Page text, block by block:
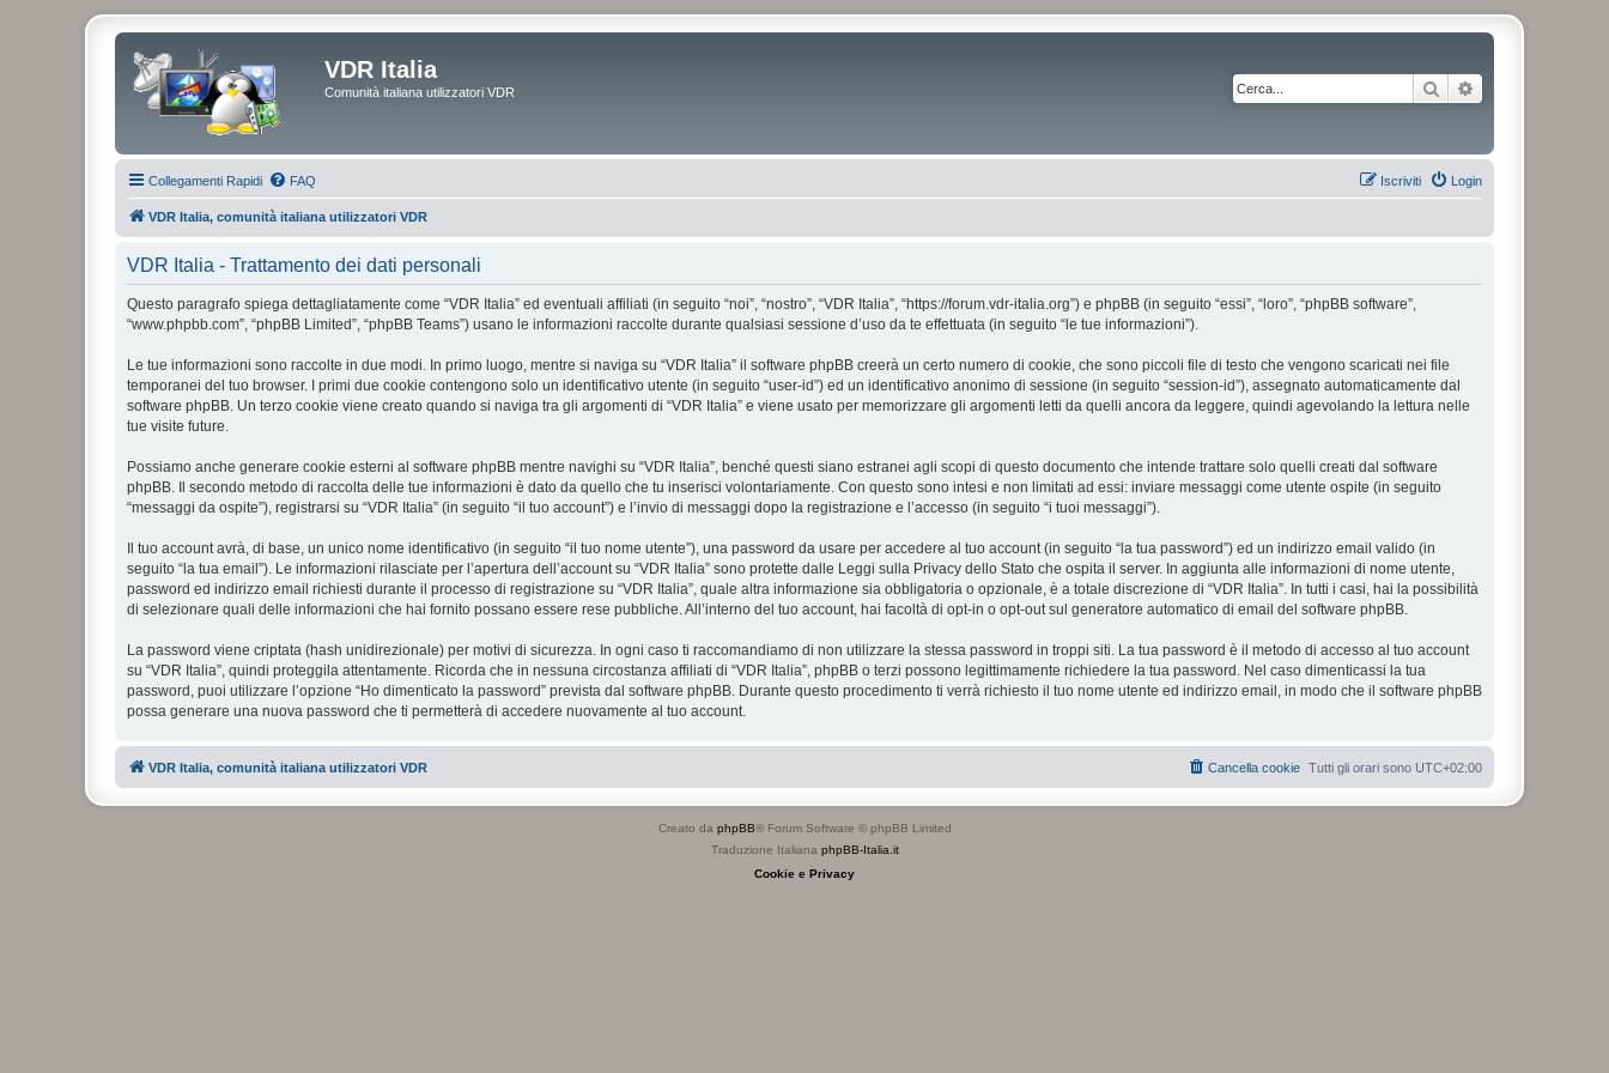
VDR Italia
Comunità italiana utilizzatori VDR Cerca
Collegamenti Rapidi FAQ Login
Iscriviti
VDR Italia, comunità italiana utilizzatori VDR
VDR Italia - Trattamento dei dati personali
Questo paragrafo spiega dettagliatamente come “VDR Italia” ed eventuali affiliati (in seguito “noi”, “nostro”, “VDR Italia”, “https://forum.vdr-italia.org”) e phpBB (in seguito “essi”, “loro”, “phpBB software”,
“www.phpbb.com”, “phpBB Limited”, “phpBB Teams”) usano le informazioni raccolte durante qualsiasi sessione d’uso da te effettuata (in seguito “le tue informazioni”).
Le tue informazioni sono raccolte in due modi. In primo luogo, mentre si naviga su “VDR Italia” il software phpBB creerà un certo numero di cookie, che sono piccoli file di testo che vengono scaricati nei file
temporanei del tuo browser. I primi due cookie contengono solo un identificativo utente (in seguito “user-id”) ed un identificativo anonimo di sessione (in seguito “session-id”), assegnato automaticamente dal
software phpBB. Un terzo cookie viene creato quando si naviga tra gli argomenti di “VDR Italia” e viene usato per memorizzare gli argomenti letti da quelli ancora da leggere, quindi agevolando la lettura nelle
tue visite future.
Possiamo anche generare cookie esterni al software phpBB mentre navighi su “VDR Italia”, benché questi siano estranei agli scopi di questo documento che intende trattare solo quelli creati dal software
phpBB. Il secondo metodo di raccolta delle tue informazioni è dato da quello che tu inserisci volontariamente. Con questo sono intesi e non limitati ad essi: inviare messaggi come utente ospite (in seguito
“messaggi da ospite”), registrarsi su “VDR Italia” (in seguito “il tuo account”) e l’invio di messaggi dopo la registrazione e l’accesso (in seguito “i tuoi messaggi”).
Il tuo account avrà, di base, un unico nome identificativo (in seguito “il tuo nome utente”), una password da usare per accedere al tuo account (in seguito “la tua password”) ed un indirizzo email valido (in
seguito “la tua email”). Le informazioni rilasciate per l’apertura dell’account su “VDR Italia” sono protette dalle Leggi sulla Privacy dello Stato che ospita il server. In aggiunta alle informazioni di nome utente,
password ed indirizzo email richiesti durante il processo di registrazione su “VDR Italia”, quale altra informazione sia obbligatoria o opzionale, è a totale discrezione di “VDR Italia”. In tutti i casi, hai la possibilità
di selezionare quali delle informazioni che hai fornito possano essere rese pubbliche. All’interno del tuo account, hai facoltà di opt-in o opt-out sul generatore automatico di email del software phpBB.
La password viene criptata (hash unidirezionale) per motivi di sicurezza. In ogni caso ti raccomandiamo di non utilizzare la stessa password in troppi siti. La tua password è il metodo di accesso al tuo account
su “VDR Italia”, quindi proteggila attentamente. Ricorda che in nessuna circostanza affiliati di “VDR Italia”, phpBB o terzi possono legittimamente richiedere la tua password. Nel caso dimenticassi la tua
password, puoi utilizzare l’opzione “Ho dimenticato la password” prevista dal software phpBB. Durante questo procedimento ti verrà richiesto il tuo nome utente ed indirizzo email, in modo che il software phpBB
possa generare una nuova password che ti permetterà di accedere nuovamente al tuo account.
VDR Italia, comunità italiana utilizzatori VDR Tutti gli orari sono UTC+02:00
Cancella cookie
Creato da phpBB® Forum Software © phpBB Limited
Traduzione Italiana phpBB-Italia.it
Cookie e Privacy